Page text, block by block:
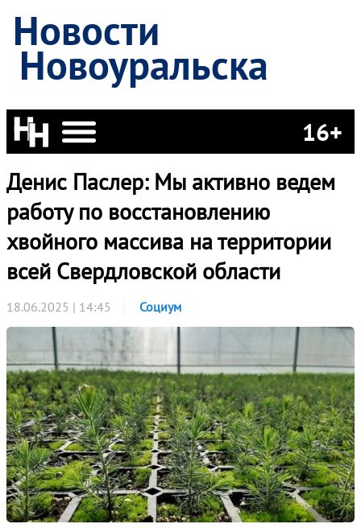
Новости
Новоуральска
16+
Денис Паслер: Мы активно ведем
работу по восстановлению
хвойного массива на территории
всей Свердловской области
18.06.2025 | 14:45 Социум